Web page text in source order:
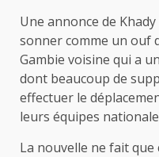
Une annonce de
sonner comme un ouf
Gambie voisine qui a
dont beaucoup de
effectuer le
leurs équipes
La nouvelle ne fait